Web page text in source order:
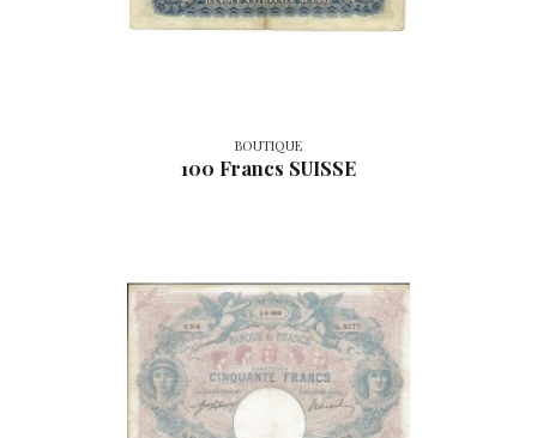
BOUTIQUE
100 Francs SUISSE